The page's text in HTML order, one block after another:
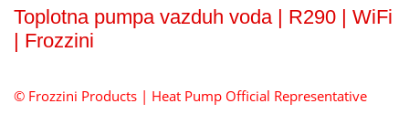
Toplotna pumpa vazduh voda | R290 | WiFi
| Frozzini
© Frozzini Products | Heat Pump Official Representative